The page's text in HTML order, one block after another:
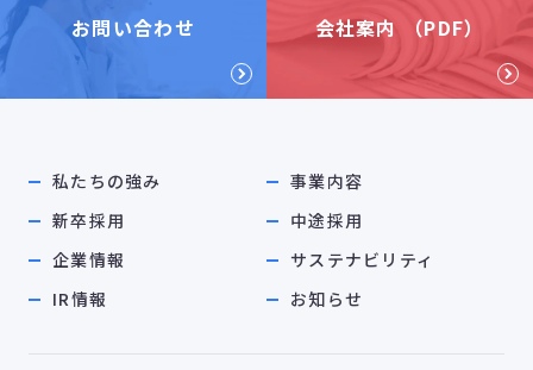
お問い合わせ 会社案内 （PDF）
私たちの強み
事業内容
新卒採用
中途採用
企業情報
サステナビリティ
IR情報
お知らせ